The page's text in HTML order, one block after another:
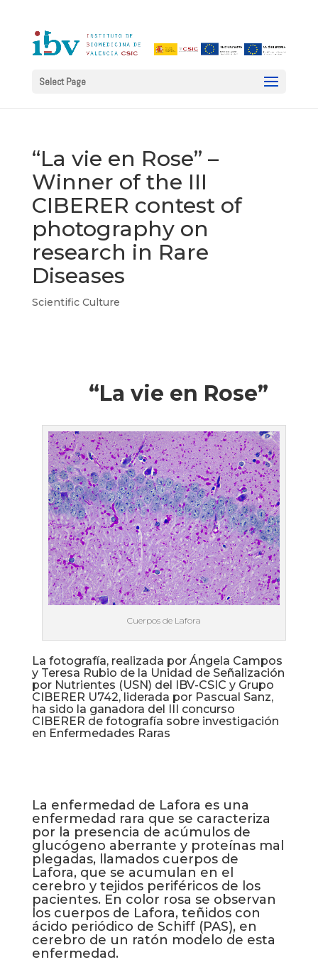
Select Page
“La vie en Rose” –
Winner of the III
CIBERER contest of
photography on
research in Rare
Diseases
Scientific Culture
“La vie en Rose”
Cuerpos de Lafora
La fotografía, realizada por Ángela Campos
y Teresa Rubio de la Unidad de Señalización
por Nutrientes (USN) del IBV-CSIC y Grupo
CIBERER U742, liderada por Pascual Sanz,
ha sido la ganadora del III concurso
CIBERER de fotografía sobre investigación
en Enfermedades Raras
La enfermedad de Lafora es una
enfermedad rara que se caracteriza
por la presencia de acúmulos de
glucógeno aberrante y proteínas mal
plegadas, llamados cuerpos de
Lafora, que se acumulan en el
cerebro y tejidos periféricos de los
pacientes. En color rosa se observan
los cuerpos de Lafora, teñidos con
ácido periódico de Schiff (PAS), en
cerebro de un ratón modelo de esta
enfermedad.